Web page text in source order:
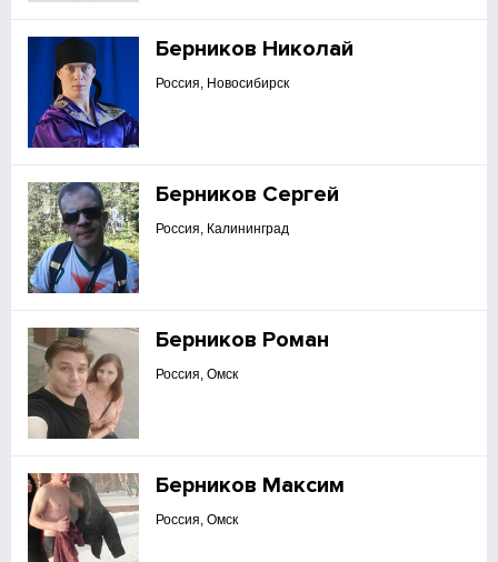
Берников Николай
Россия, Новосибирск
Берников Сергей
Россия, Калининград
Берников Роман
Россия, Омск
Берников Максим
Россия, Омск